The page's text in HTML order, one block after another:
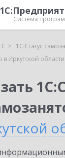
Система
1С:Статус
в Иркутской области